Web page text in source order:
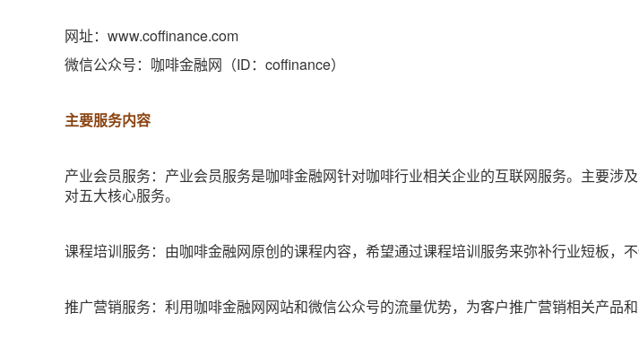
网址：www.coffinance.com
微信公众号：咖啡金融网（ID：coffinance）
主要服务内容
产业会员服务：产业会员服务是咖啡金融网针对咖啡行业相关企业的互联网服务。主要
对五大核心服务。
课程培训服务：由咖啡金融网原创的课程内容，希望通过课程培训服务来弥补行业短板，
推广营销服务：利用咖啡金融网网站和微信公众号的流量优势，为客户推广营销相关产品和